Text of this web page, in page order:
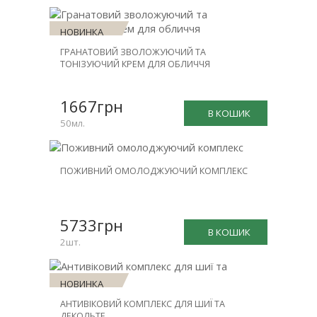
НОВИНКА
ГРАНАТОВИЙ ЗВОЛОЖУЮЧИЙ ТА
ТОНІЗУЮЧИЙ КРЕМ ДЛЯ ОБЛИЧЧЯ
В КОШИК
1667грн
50мл.
НОВИНКА
-31%
ПОЖИВНИЙ ОМОЛОДЖУЮЧИЙ КОМПЛЕКС
В КОШИК
5733грн
2шт.
НОВИНКА
ЗНИЖКА
АНТИВІКОВИЙ КОМПЛЕКС ДЛЯ ШИЇ ТА